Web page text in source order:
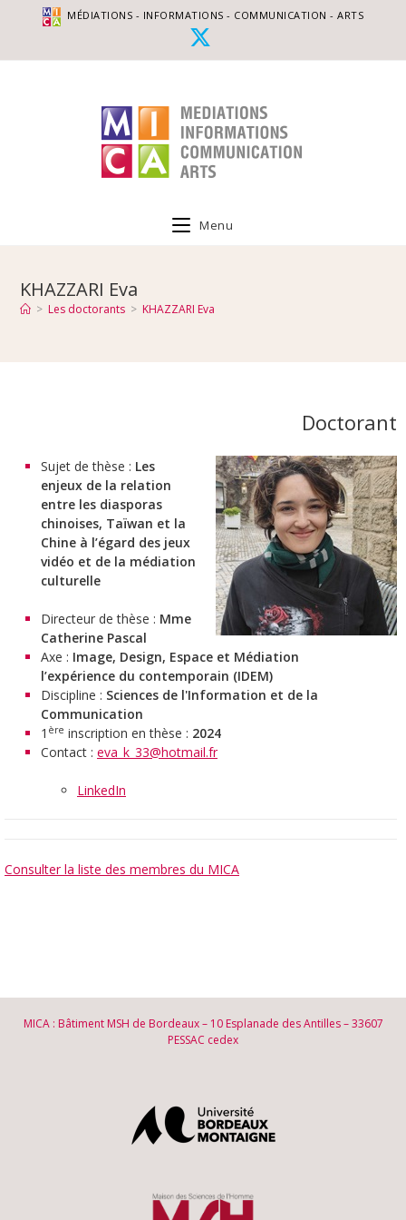
MÉDIATIONS - INFORMATIONS - COMMUNICATION - ARTS
Menu
KHAZZARI Eva
> Les doctorants > KHAZZARI Eva
Doctorant
Sujet de thèse : Les
enjeux de la relation
entre les diasporas
chinoises, Taïwan et la
Chine à l’égard des jeux
vidéo et de la médiation
culturelle
Directeur de thèse : Mme
Catherine Pascal
Axe : Image, Design, Espace et Médiation
l’expérience du contemporain (IDEM)
Discipline : Sciences de l'Information et de la
Communication
1 ère inscription en thèse : 2024
Contact : eva_k_33@hotmail.fr
LinkedIn
Consulter la liste des membres du MICA
MICA : Bâtiment MSH de Bordeaux – 10 Esplanade des Antilles – 33607
PESSAC cedex